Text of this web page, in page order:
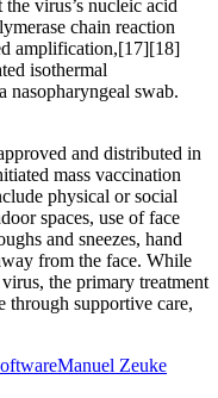
virus’s nucleic acid
chain reaction
amplification,[17][18]
isothermal
swab.
and distributed in
mass vaccination
physical or social
spaces, use of face
and sneezes, hand
from the face. While
the primary treatment
through supportive care,
Manuel Zeuke